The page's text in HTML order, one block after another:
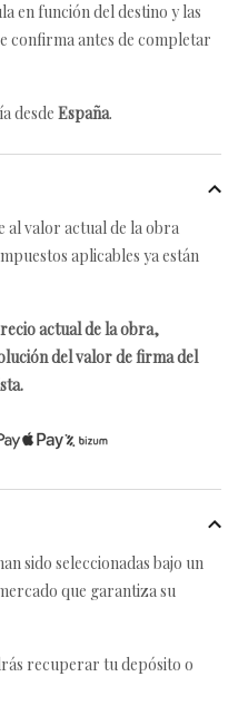
en función del destino y las
confirma antes de completar
desde España.
valor actual de la obra
aplicables ya están
actual de la obra,
del valor de firma del
sido seleccionadas bajo un
que garantiza su
recuperar tu depósito o